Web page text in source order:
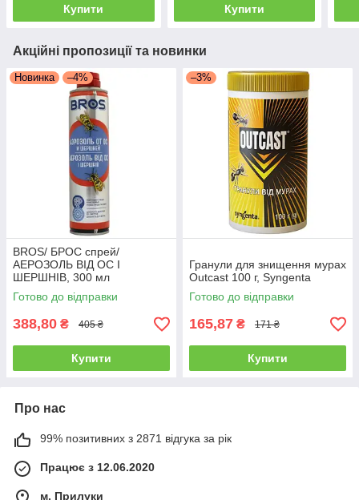
Купити Купити
Акційні пропозиції та новинки
Новинка –4%
BROS/ БРОС спрей/
АЕРОЗОЛЬ ВІД ОС І
ШЕРШНІВ, 300 мл
Готово до відправки
388,80 ₴ 405 ₴
Купити
–3%
Гранули для знищення мурах
Outcast 100 г, Syngenta
Готово до відправки
165,87 ₴ 171 ₴
Купити
Про нас
99% позитивних з 2871 відгука за рік
Працює з 12.06.2020
м. Прилуки